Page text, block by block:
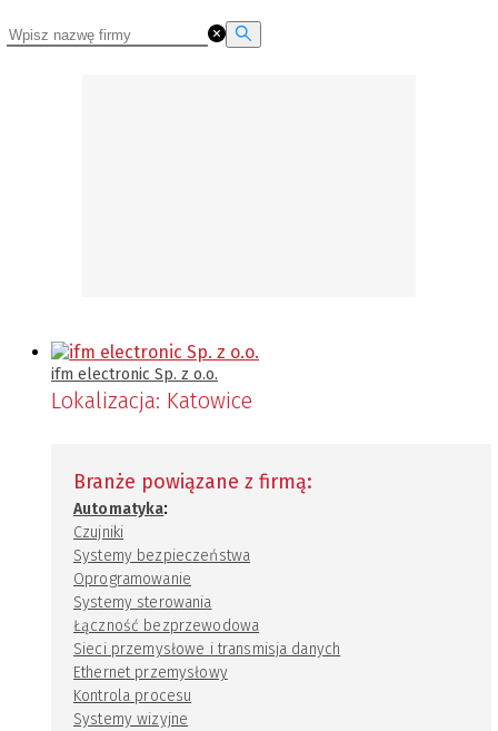
ifm electronic Sp. z o.o.
Lokalizacja: Katowice
Branże powiązane z firmą:
Automatyka:
Czujniki
Systemy bezpieczeństwa
Oprogramowanie
Systemy sterowania
Łączność bezprzewodowa
Sieci przemysłowe i transmisja danych
Ethernet przemysłowy
Kontrola procesu
Systemy wizyjne